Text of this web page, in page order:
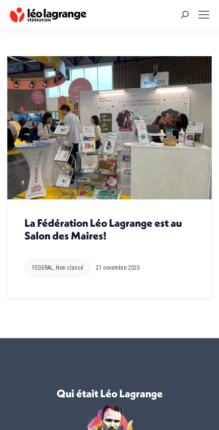
Recherche
La Fédération Léo Lagrange est au
Salon des Maires!
FEDERAL, Non classé 21 novembre 2023
Qui était Léo Lagrange